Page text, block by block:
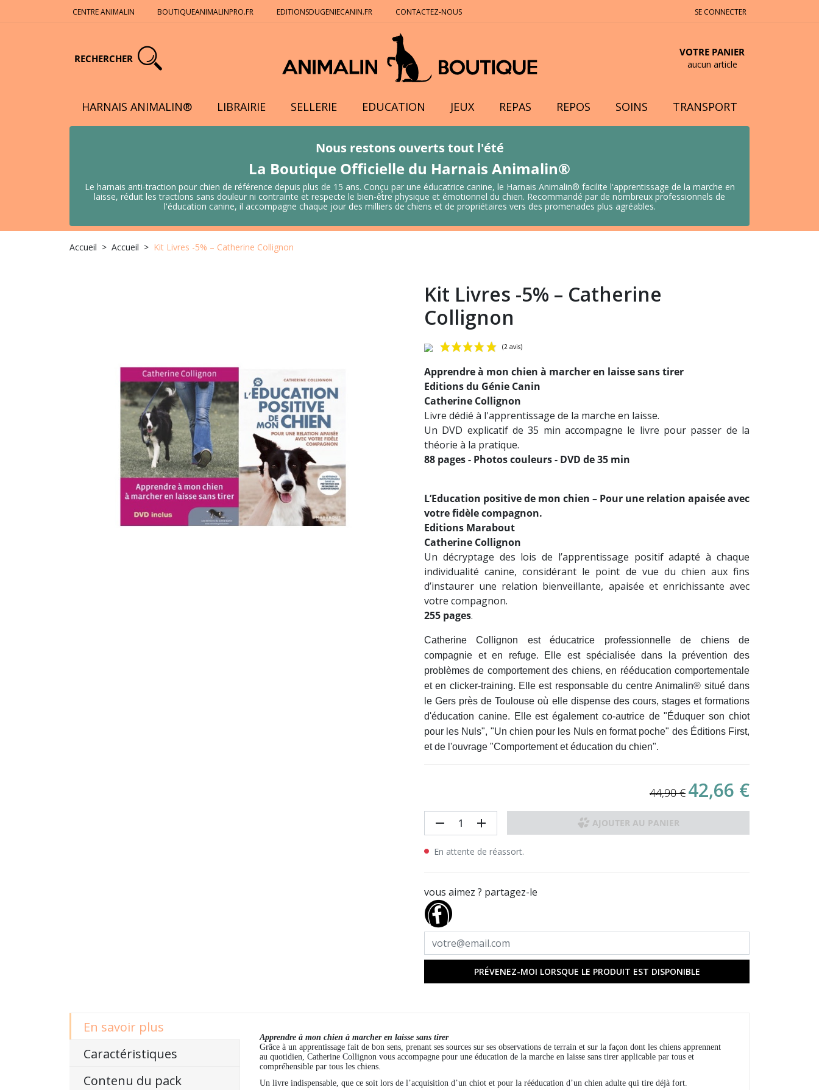
CENTRE ANIMALIN BOUTIQUEANIMALINPRO.FR EDITIONSDUGENIECANIN.FR CONTACTEZ-NOUS SE CONNECTER
RECHERCHER
VOTRE PANIER
aucun article
HARNAIS ANIMALIN® LIBRAIRIE SELLERIE EDUCATION JEUX REPAS REPOS SOINS TRANSPORT
Nous restons ouverts tout l'été
La Boutique Officielle du Harnais Animalin®
Le harnais anti-traction pour chien de référence depuis plus de 15 ans. Conçu par une éducatrice canine, le Harnais Animalin® facilite l'apprentissage de la marche en
laisse, réduit les tractions sans douleur ni contrainte et respecte le bien-être physique et émotionnel du chien. Recommandé par de nombreux professionnels de
l'éducation canine, il accompagne chaque jour des milliers de chiens et de propriétaires vers des promenades plus agréables.
Accueil Accueil Kit Livres -5% – Catherine Collignon
Kit Livres -5% – Catherine
Collignon
Apprendre à mon chien à marcher en laisse sans tirer
Editions du Génie Canin
Catherine Collignon
Livre dédié à l'apprentissage de la marche en laisse.
Un DVD explicatif de 35 min accompagne le livre pour passer de la
théorie à la pratique.
88 pages - Photos couleurs - DVD de 35 min
L’Education positive de mon chien – Pour une relation apaisée avec
votre fidèle compagnon.
Editions Marabout
Catherine Collignon
Un décryptage des lois de l’apprentissage positif adapté à chaque
individualité canine, considérant le point de vue du chien aux fins
d’instaurer une relation bienveillante, apaisée et enrichissante avec
votre compagnon.
255 pages.
Catherine Collignon est éducatrice professionnelle de chiens de
compagnie et en refuge. Elle est spécialisée dans la prévention des
problèmes de comportement des chiens, en rééducation comportementale
et en clicker-training. Elle est responsable du centre Animalin® situé dans
le Gers près de Toulouse où elle dispense des cours, stages et formations
d'éducation canine. Elle est également co-autrice de "Éduquer son chiot
pour les Nuls", "Un chien pour les Nuls en format poche" des Éditions First,
et de l'ouvrage "Comportement et éducation du chien".
44,90 € 42,66 €
remove add AJOUTER AU PANIER
En attente de réassort.
vous aimez ? partagez-le
PRÉVENEZ-MOI LORSQUE LE PRODUIT EST DISPONIBLE
En savoir plus
Caractéristiques
Contenu du pack
Apprendre à mon chien à marcher en laisse sans tirer
Grâce à un apprentissage fait de bon sens, prenant ses sources sur ses observations de terrain et sur la façon dont les chiens apprennent
au quotidien, Catherine Collignon vous accompagne pour une éducation de la marche en laisse sans tirer applicable par tous et
compréhensible par tous les chiens.
Un livre indispensable, que ce soit lors de l’acquisition d’un chiot et pour la rééducation d’un chien adulte qui tire déjà fort.